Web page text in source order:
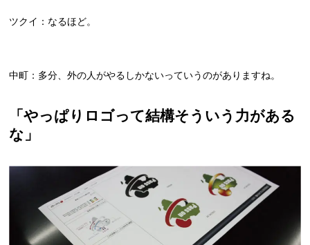
ツクイ：なるほど。
中町：多分、外の人がやるしかないっていうのがありますね。
「やっぱりロゴって結構そういう力がある
な」